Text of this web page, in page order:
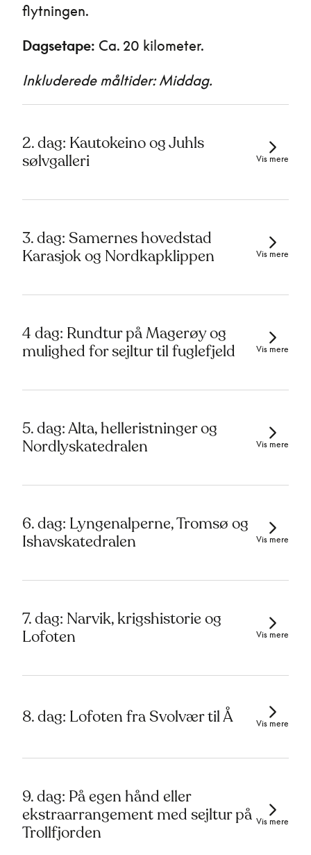
flytningen.
Dagsetape: Ca. 20 kilometer.
Inkluderede måltider: Middag.
2. dag: Kautokeino og Juhls
sølvgalleri
Vis mere
3. dag: Samernes hovedstad
Karasjok og Nordkapklippen
Vis mere
4 dag: Rundtur på Magerøy og
mulighed for sejltur til fuglefjeld
Vis mere
5. dag: Alta, helleristninger og
Nordlyskatedralen
Vis mere
6. dag: Lyngenalperne, Tromsø og
Ishavskatedralen
Vis mere
7. dag: Narvik, krigshistorie og
Lofoten
Vis mere
8. dag: Lofoten fra Svolvær til Å Vis mere
9. dag: På egen hånd eller
ekstraarrangement med sejltur på
Trollfjorden
Vis mere